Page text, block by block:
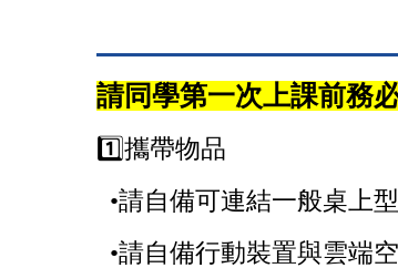
請同學第一次上課前務
1️⃣攜帶物品
•請自備可連結一般桌上
•請自備行動裝置與雲端